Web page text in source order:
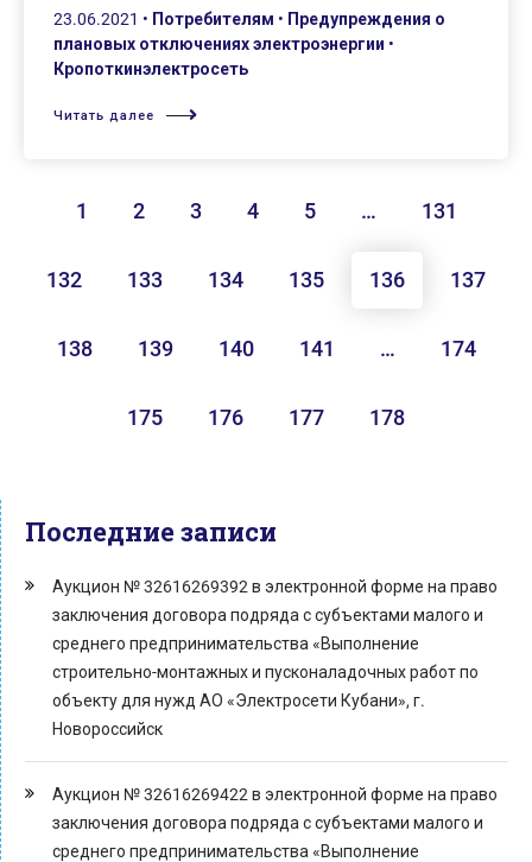
23.06.2021 • Потребителям • Предупреждения о
плановых отключениях электроэнергии •
Кропоткинэлектросеть
Читать далее
1 2 3 4 5 … 131
132 133 134 135 136 137
138 139 140 141 … 174
175 176 177 178
Последние записи
Аукцион № 32616269392 в электронной форме на право
заключения договора подряда с субъектами малого и
среднего предпринимательства «Выполнение
строительно-монтажных и пусконаладочных работ по
объекту для нужд АО «Электросети Кубани», г.
Новороссийск
Аукцион № 32616269422 в электронной форме на право
заключения договора подряда с субъектами малого и
среднего предпринимательства «Выполнение